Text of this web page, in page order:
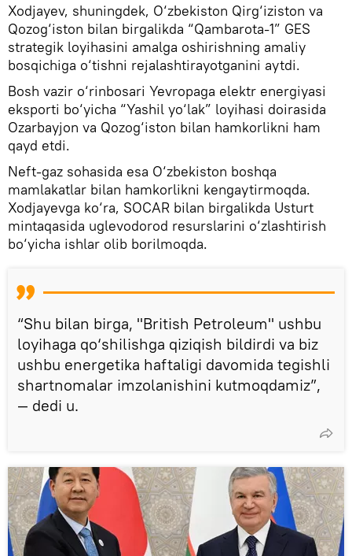
Xodjayev, shuningdek, O‘zbekiston Qirg‘iziston va
Qozog‘iston bilan birgalikda “Qambarota-1” GES
strategik loyihasini amalga oshirishning amaliy
bosqichiga o‘tishni rejalashtirayotganini aytdi.
Bosh vazir o‘rinbosari Yevropaga elektr energiyasi
eksporti bo‘yicha “Yashil yo‘lak” loyihasi doirasida
Ozarbayjon va Qozog‘iston bilan hamkorlikni ham
qayd etdi.
Neft-gaz sohasida esa O‘zbekiston boshqa
mamlakatlar bilan hamkorlikni kengaytirmoqda.
Xodjayevga ko‘ra, SOCAR bilan birgalikda Usturt
mintaqasida uglevodorod resurslarini o‘zlashtirish
bo‘yicha ishlar olib borilmoqda.
“Shu bilan birga, "British Petroleum" ushbu
loyihaga qo‘shilishga qiziqish bildirdi va biz
ushbu energetika haftaligi davomida tegishli
shartnomalar imzolanishini kutmoqdamiz”,
— dedi u.